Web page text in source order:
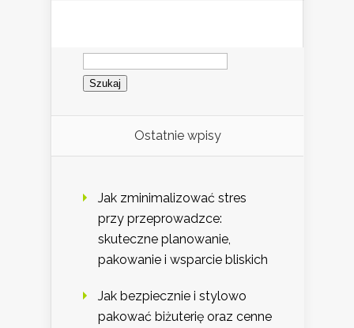
Szukaj:
Ostatnie wpisy
Jak zminimalizować stres
przy przeprowadzce:
skuteczne planowanie,
pakowanie i wsparcie bliskich
Jak bezpiecznie i stylowo
pakować biżuterię oraz cenne